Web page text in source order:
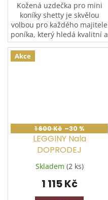
Kožená uzdečka pro mini
koníky shetty je skvělou
volbou pro každého majitele
poníka, který hledá kvalitní a
pohodlnou výbavu za
skvělou cenu. Součástí je
bavlněné otěže ukončené...
Akce
1 600 Kč –30 %
LEGGINY Nala
DOPRODEJ
Skladem (2 ks)
1 115 Kč